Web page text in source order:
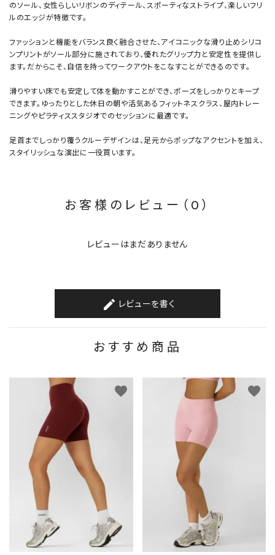
のソール、女性らしいリボンのディテール、スポーティなストライプ、楽しいフリ
ルのエッジが特徴です。
ファッションと機能をバランス良く融合させた、アイコニックな滑り止めシリコ
ンプリントがソール部分に施されており、優れたグリップ力と安定性を提供し
ます。だからこそ、自信を持ってワークアウトをこなすことができるのです。
滑りやすい床でも安定して体を動かすことができ、ポーズをしっかりとキープ
できます。ゆったりとした休日の朝や活気あるフィットネスクラス、屋内トレー
ニングやピラティススタジオでのセッションに最適です。
足首までしっかり覆うクルーデザインは、足元からポップなアクセントを加え、
スタイリッシュな演出に一役買います。
お客様のレビュー（0）
レビューはまだありません
create レビューを書く
おすすめ商品
favorite favorite